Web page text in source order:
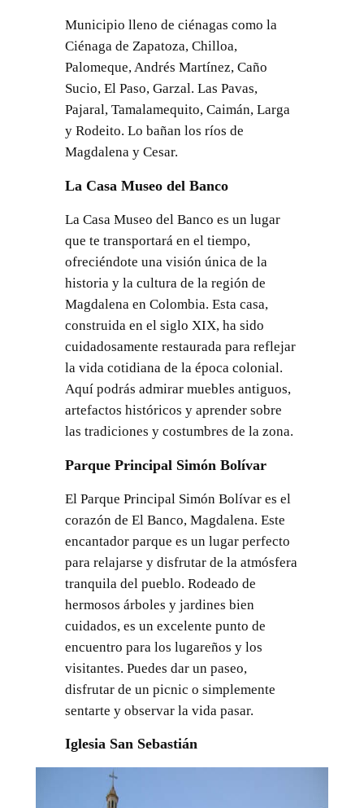
Municipio lleno de ciénagas como la
Ciénaga de Zapatoza, Chilloa,
Palomeque, Andrés Martínez, Caño
Sucio, El Paso, Garzal. Las Pavas,
Pajaral, Tamalamequito, Caimán, Larga
y Rodeito. Lo bañan los ríos de
Magdalena y Cesar.
La Casa Museo del Banco
La Casa Museo del Banco es un lugar
que te transportará en el tiempo,
ofreciéndote una visión única de la
historia y la cultura de la región de
Magdalena en Colombia. Esta casa,
construida en el siglo XIX, ha sido
cuidadosamente restaurada para reflejar
la vida cotidiana de la época colonial.
Aquí podrás admirar muebles antiguos,
artefactos históricos y aprender sobre
las tradiciones y costumbres de la zona.
Parque Principal Simón Bolívar
El Parque Principal Simón Bolívar es el
corazón de El Banco, Magdalena. Este
encantador parque es un lugar perfecto
para relajarse y disfrutar de la atmósfera
tranquila del pueblo. Rodeado de
hermosos árboles y jardines bien
cuidados, es un excelente punto de
encuentro para los lugareños y los
visitantes. Puedes dar un paseo,
disfrutar de un picnic o simplemente
sentarte y observar la vida pasar.
Iglesia San Sebastián